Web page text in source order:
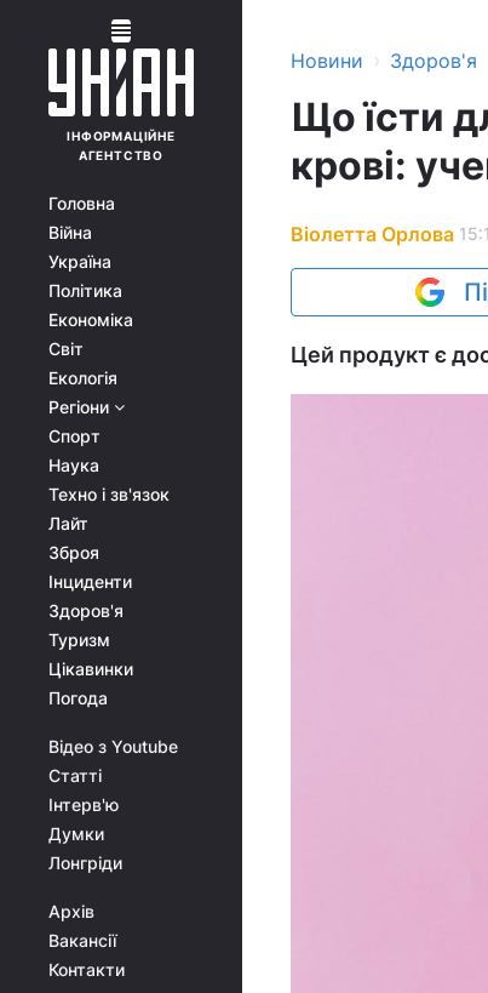
ІНФОРМАЦІЙНЕ
АГЕНТСТВО
Головна
Війна
Україна
Політика
Економіка
Світ
Екологія
Регіони
Спорт
Наука
Техно і зв'язок
Лайт
Зброя
Інциденти
Здоров'я
Туризм
Цікавинки
Погода
Відео з Youtube
Статті
Інтерв'ю
Думки
Лонгріди
Архів
Вакансії
Контакти
Новини › Здоров'я
Що їсти
крові:
Віолетта Орлова
Цей продукт є